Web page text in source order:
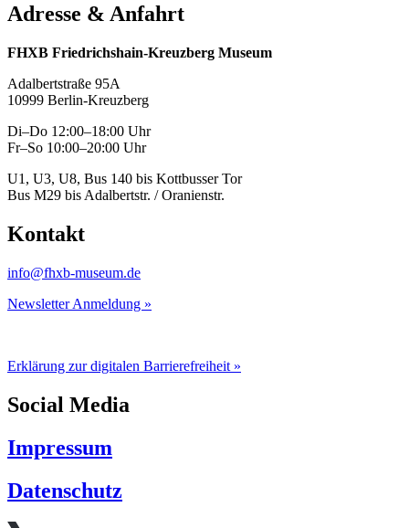
Adresse & Anfahrt
FHXB Friedrichshain-Kreuzberg Museum
Adalbertstraße 95A
10999 Berlin-Kreuzberg
Di–Do 12:00–18:00 Uhr
Fr–So 10:00–20:00 Uhr
U1, U3, U8, Bus 140 bis Kottbusser Tor
Bus M29 bis Adalbertstr. / Oranienstr.
Kontakt
info@fhxb-museum.de
Newsletter Anmeldung »
Erklärung zur digitalen Barrierefreiheit »
Social Media
Impressum
Datenschutz